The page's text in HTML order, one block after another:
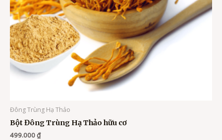
Đông Trùng Hạ Thảo
Bột Đông Trùng Hạ Thảo hữu cơ
499.000₫